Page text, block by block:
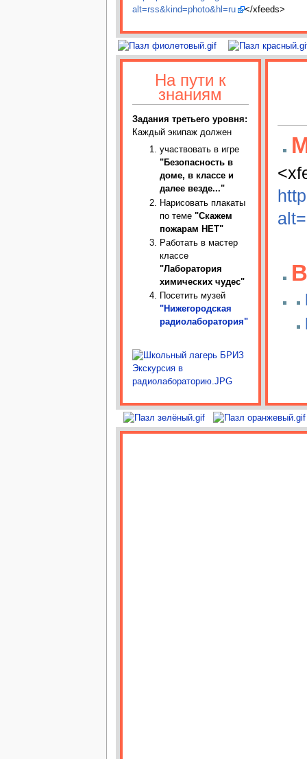
alt=rss&kind=photo&hl=ru
</xfeeds>
На пути к
знаниям
Задания третьего уровня:
Каждый экипаж должен
участвовать в игре
"Безопасность в
доме, в классе и
далее везде..."
Нарисовать плакаты
по теме"Скажем
пожарам НЕТ"
Работать в мастер
классе
"Лаборатория
химических чудес"
Посетить музей
"Нижегородская
радиолаборатория"